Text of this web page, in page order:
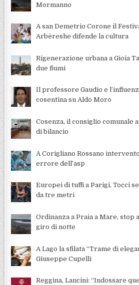
Mormanno
A san Demetrio Corone il
Arbëreshe difende la cultura
Rigenerazione urbana a Gioia
due fiumi
Il professore Gaudio e
cosentina su Aldo Moro
Cosenza, il consiglio comunale
di bilancio
A Corigliano Rossano
errore dell’asp
Europei di tuffi a Parigi, Tocci
da tre metri
Ordinanza a Praia a Mare, stop
giro di notte
A Lago la sfilata “Trame di
Giuseppe Cupelli
Reggina, Lancini: “Indossare